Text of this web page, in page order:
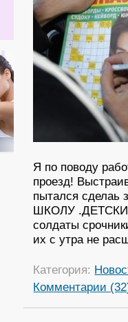
Я по поводу
проезд!
пытался
ШКОЛУ
солдаты
их с утра не
Категория:
Комментарии